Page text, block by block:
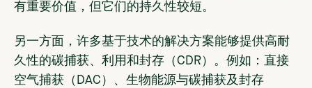
有重要价值，但它们的持久性较短。
另一方面，许多基于技术的解决方案能够提供高耐
久性的碳捕获、利用和封存（CDR）。例如：直接
空气捕获（DAC）、生物能源与碳捕获及封存